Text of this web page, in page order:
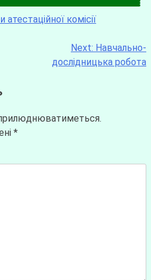
атестаційної комісії
Next: Навчально-
дослідницька робота
*